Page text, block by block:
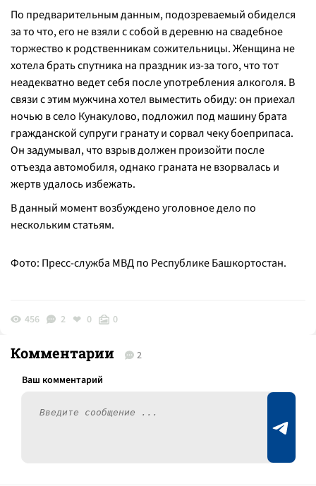
По предварительным данным, подозреваемый обиделся
за то что, его не взяли с собой в деревню на свадебное
торжество к родственникам сожительницы. Женщина не
хотела брать спутника на праздник из-за того, что тот
неадекватно ведет себя после употребления алкоголя. В
связи с этим мужчина хотел выместить обиду: он приехал
ночью в село Кунакулово, подложил под машину брата
гражданской супруги гранату и сорвал чеку боеприпаса.
Он задумывал, что взрыв должен произойти после
отъезда автомобиля, однако граната не взорвалась и
жертв удалось избежать.
В данный момент возбуждено уголовное дело по
нескольким статьям.
Фото: Пресс-служба МВД по Республике Башкортостан.
456 2 0 0
Комментарии 2